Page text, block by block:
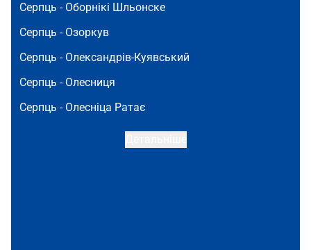
Серпць - Оборнікі Шльонске
Серпць - Озоркув
Серпць - Олександрів-Куявський
Серпць - Олесниця
Серпць - Олесніца Ратає